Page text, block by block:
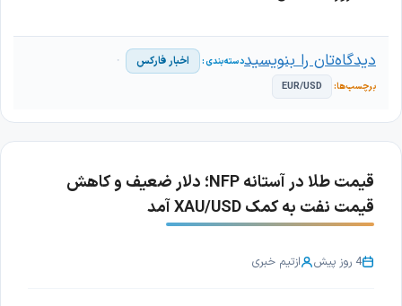
اخبار فارکس
EUR/USD
دیدگاه‌تان را بنویسید
قیمت طلا در آستانه NFP؛ دلار ضعیف و کاهش
قیمت نفت به کمک XAU/USD آمد
4 روز پیش ازتیم خبری